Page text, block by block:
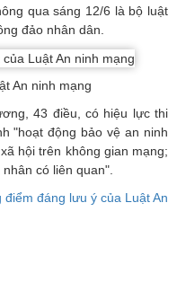
qua sáng 12/6 là bộ luật
đảo nhân dân.
An ninh mạng
43 điều, có hiệu lực thi
"hoạt động bảo vệ an ninh
hội trên không gian mạng;
có liên quan".
điểm đáng lưu ý của Luật An